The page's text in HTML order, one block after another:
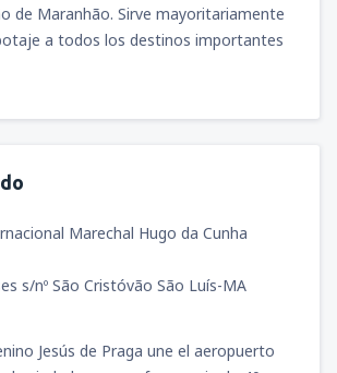
de Maranhão. Sirve mayoritariamente
a todos los destinos importantes
Marechal Hugo da Cunha
s/nº São Cristóvão São Luís-MA
Jesús de Praga une el aeropuerto